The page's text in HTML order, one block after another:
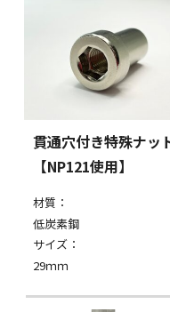
貫通穴付き特殊ナッ
【NP121使用】
材質：
低炭素鋼
サイズ：
29ｍｍ